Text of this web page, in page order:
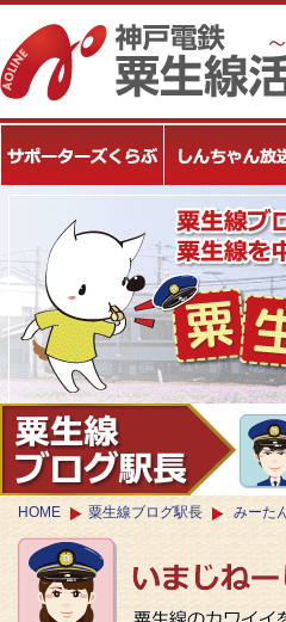
HOME 粟生線ブログ駅長 みーた